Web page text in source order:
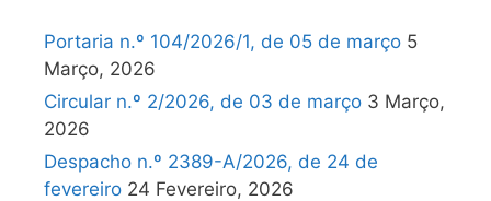
Portaria n.º 104/2026/1, de 05 de março 5
Março, 2026
Circular n.º 2/2026, de 03 de março 3 Março,
2026
Despacho n.º 2389-A/2026, de 24 de
fevereiro 24 Fevereiro, 2026